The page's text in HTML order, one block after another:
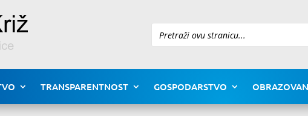
Pretraži
TRANSPARENTNOST GOSPODARSTVO